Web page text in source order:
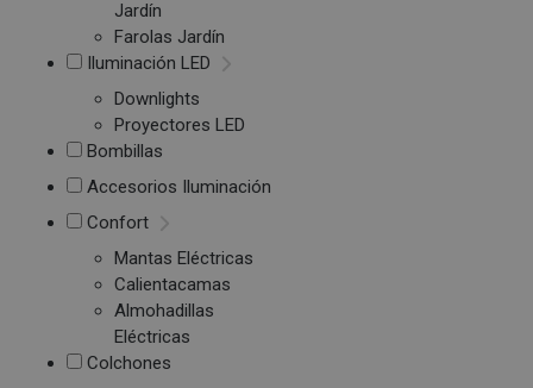
Jardín
Farolas Jardín
Iluminación LED
Downlights
Proyectores LED
Bombillas
Accesorios Iluminación
Confort
Mantas Eléctricas
Calientacamas
Almohadillas
Eléctricas
Colchones